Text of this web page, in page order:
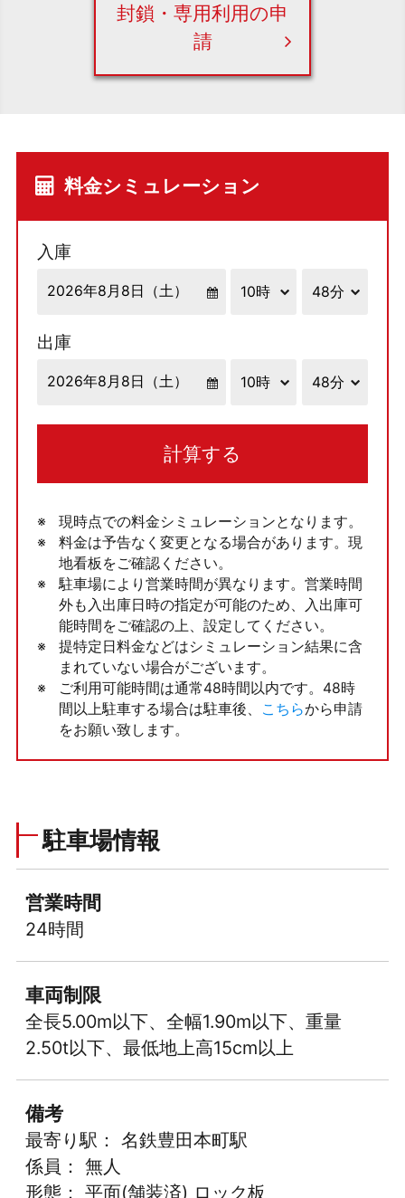
封鎖・専用利用の申
請
料金シミュレーション
入庫
出庫
計算する
現時点での料金シミュレーションとなります。
料金は予告なく変更となる場合があります。現
地看板をご確認ください。
駐車場により営業時間が異なります。営業時間
外も入出庫日時の指定が可能のため、入出庫可
能時間をご確認の上、設定してください。
提特定日料金などはシミュレーション結果に含
まれていない場合がございます。
ご利用可能時間は通常48時間以内です。48時
間以上駐車する場合は駐車後、
こちらから申請
をお願い致します。
駐車場情報
営業時間
24時間
車両制限
全長5.00m以下、全幅1.90m以下、重量
2.50t以下、最低地上高15cm以上
備考
最寄り駅： 名鉄豊田本町駅
係員： 無人
形態： 平面(舗装済) ロック板